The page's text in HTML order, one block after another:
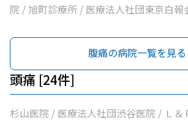
馬光が丘内科内視鏡クリニック / 医療法
クリニック / 医療法人社団ＭＡＥ小林
療法人社団裕仁会鈴木耳鼻咽喉科 / 医療
松医院 / 医療法人社団優腎会優人光が丘
丘南佐藤医院 / ささき内科クリニック /
会加藤医院 / 髙鳥医院 / 医療法人社団誠
院 / 旭町診療所 / 医療法人社団東京白報
科・老年内科 / 医療法人社団啓妙会桑
団慈誠会慈誠会・光が丘病院 / 公益社団
協会練馬光が丘病院 / 医療法人社団健寿
ニック東館分院内科・老年内科 / 医療
ック / 医療法人社団翔真会浜野小児科
腹痛の病院一覧を見る
頭痛 [24件]
杉山医院 / 医療法人社団渋谷医院 / Ｌ＆